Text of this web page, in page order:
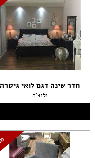
חדר שינה דגם לואי גיטרה
ולוצ'ה